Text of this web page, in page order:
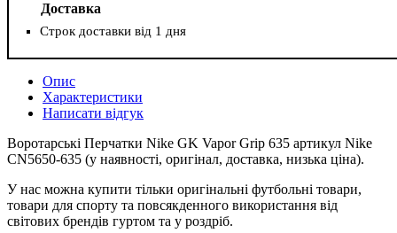
Доставка
Строк доставки від 1 дня
Опис
Характеристики
Написати відгук
Воротарські Перчатки Nike GK Vapor Grip 635 артикул Nike
CN5650-635 (у наявності, оригінал, доставка, низька ціна).
У нас можна купити тільки оригінальні футбольні товари,
товари для спорту та повсякденного використання від
світових брендів гуртом та у роздріб.